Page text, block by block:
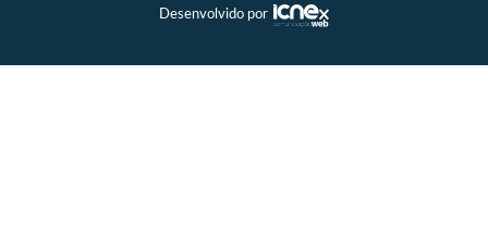
Desenvolvido por